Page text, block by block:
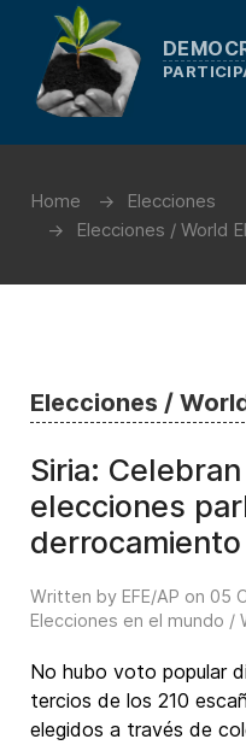
Home
Elecciones
Elecciones / World
Elecciones /
Siria:
elecciones
Written by EFE/AP on 05
Elecciones en el mundo /
No hubo voto popular
tercios de los 210
elegidos a través de